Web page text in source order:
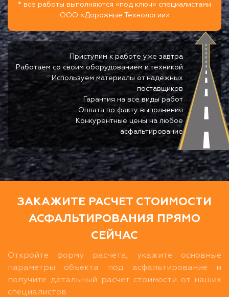
* все работы выполняются «под ключ» специалистами
ООО «Дорожные Технологии»
Приступим к работе уже завтра
Работаем со своим оборудованием и техникой
Используем материалы от надежных
поставщиков
Гарантия на все виды работ
Оплата по факту выполнения
Конкурентные цены на любое
асфальтирование
ЗАКАЖИТЕ РАСЧЕТ СТОИМОСТИ
АСФАЛЬТИРОВАНИЯ ПРЯМО
СЕЙЧАС
Откройте форму расчета, укажите основные
параметры объекта под асфальтирование и
получите детальный расчет стоимости от наших
специалистов